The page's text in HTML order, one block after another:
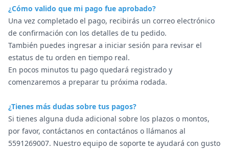
¿Cómo valido que mi pago fue aprobado?
Una vez completado el pago, recibirás un correo electrónico
de confirmación con los detalles de tu pedido.
También puedes ingresar a iniciar sesión para revisar el
estatus de tu orden en tiempo real.
En pocos minutos tu pago quedará registrado y
comenzaremos a preparar tu próxima rodada.
¿Tienes más dudas sobre tus pagos?
Si tienes alguna duda adicional sobre los plazos o montos,
por favor, contáctanos en contactános o llámanos al
5591269007. Nuestro equipo de soporte te ayudará con gusto